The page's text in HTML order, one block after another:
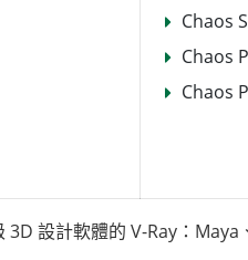
Chaos
Chaos
Chaos
3D 設計軟體的 V-Ray：